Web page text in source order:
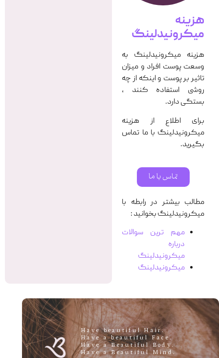
هزینه
میکرونیدلینگ
هزینه میکرونیدلینگ به
وسعت پوست افراد و میزان
تاثیر بر پوست و اینکه از چه
روشی استفاده کنند ،
بستگی دارد.
برای اطلاع از هزینه
میکرونیدلینگ با ما تماس
بگیرید.
تماس با ما
مطالب بیشتر در رابطه با
میکرونیدلینگ بخوانید :
مهم ترین سوالات
درباره
میکرونیدلینگ
میکرونیدلینگ
.Have beautiful Hair
.Have a beautiful Face
.Have a Beautiful Body
.Have a Beautiful Mind